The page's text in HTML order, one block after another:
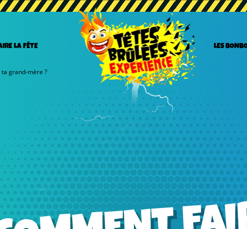
LA FÊTE LES
grand-mère ?